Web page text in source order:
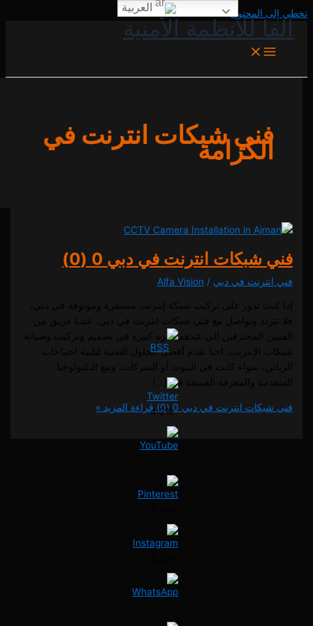
للأنظمة الأمنية
شبكات انترنت في
شبكات انترنت في دبي 0 (0)
في دبي/
Alfa Vision
المحترفين إلي عندهم خبرة كبيرة في تصميم وتركيب وصيانة
احنا نقدم أفضل الحلول التقنية لتلبية احتياجات
انترنت في دبي 0 (0) قراءة المزيد »
العربية
4.21k